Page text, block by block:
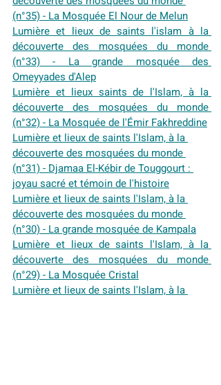
(n°35) - La Mosquée El Nour de Melun
Lumière et lieux de saints l'islam à la
découverte des mosquées du monde
(n°33) - La grande mosquée des
Omeyyades d'Alep
Lumière et lieux saints de l'Islam, à la
découverte des mosquées du monde
(n°32) - La Mosquée de l'Émir Fakhreddine
Lumière et lieux de saints l'Islam, à la
découverte des mosquées du monde
(n°31) - Djamaa El-Kébir de Touggourt :
joyau sacré et témoin de l'histoire
Lumière et lieux de saints l'Islam, à la
découverte des mosquées du monde
(n°30) - La grande mosquée de Kampala
Lumière et lieux de saints l'Islam, à la
découverte des mosquées du monde
(n°29) - La Mosquée Cristal
Lumière et lieux de saints l'Islam, à la